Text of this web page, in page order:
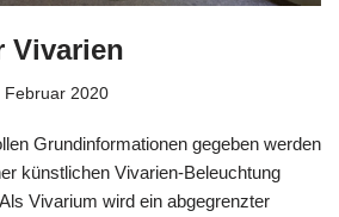
Vivarien
Februar 2020
Grundinformationen gegeben werden
künstlichen Vivarien-Beleuchtung
Vivarium wird ein abgegrenzter